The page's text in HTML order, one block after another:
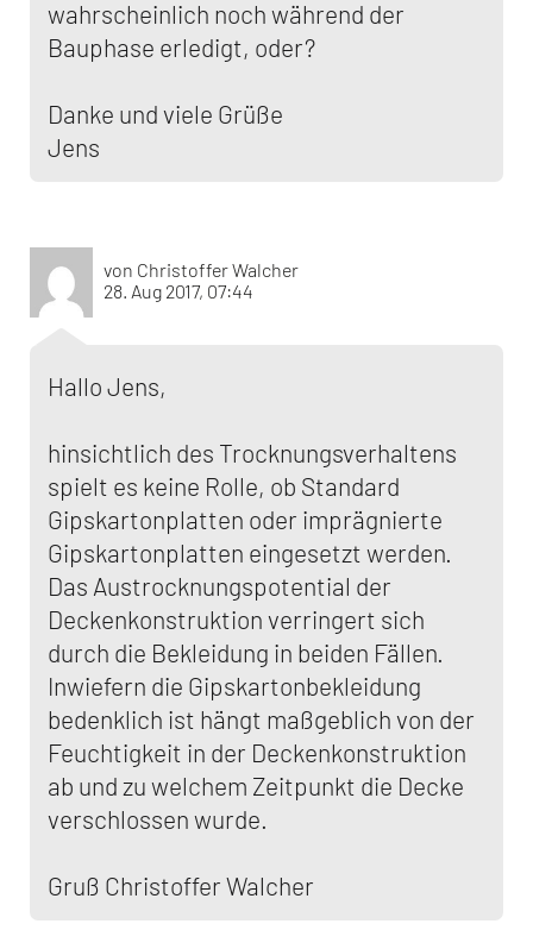
wahrscheinlich noch während der
Bauphase erledigt, oder?
Danke und viele Grüße
Jens
von Christoffer Walcher
28. Aug 2017, 07:44
Hallo Jens,
hinsichtlich des Trocknungsverhaltens
spielt es keine Rolle, ob Standard
Gipskartonplatten oder imprägnierte
Gipskartonplatten eingesetzt werden.
Das Austrocknungspotential der
Deckenkonstruktion verringert sich
durch die Bekleidung in beiden Fällen.
Inwiefern die Gipskartonbekleidung
bedenklich ist hängt maßgeblich von der
Feuchtigkeit in der Deckenkonstruktion
ab und zu welchem Zeitpunkt die Decke
verschlossen wurde.
Gruß Christoffer Walcher